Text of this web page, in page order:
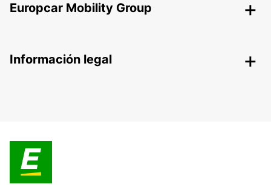
Europcar Mobility Group
Información legal